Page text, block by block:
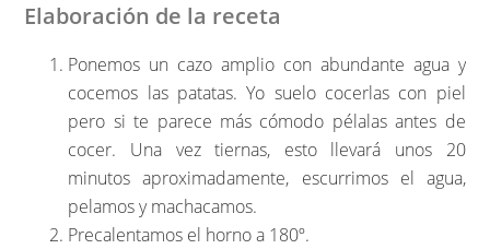
Elaboración de la receta
Ponemos un cazo amplio con abundante agua y
cocemos las patatas. Yo suelo cocerlas con piel
pero si te parece más cómodo pélalas antes de
cocer. Una vez tiernas, esto llevará unos 20
minutos aproximadamente, escurrimos el agua,
pelamos y machacamos.
Precalentamos el horno a 180º.